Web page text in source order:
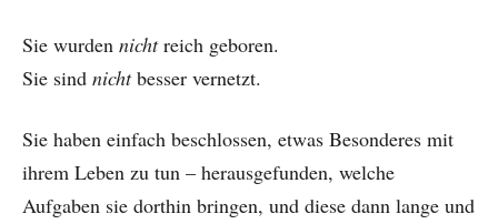
Sie wurden nichtreich geboren.
Sie sind nichtbesser vernetzt.
Sie haben einfach beschlossen, etwas Besonderes mit
ihrem Leben zu tun – herausgefunden, welche
Aufgaben sie dorthin bringen, und diese dann lange und